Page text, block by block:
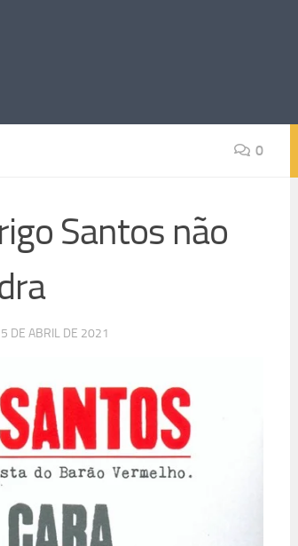
0
Santos não
5 DE ABRIL DE 2021